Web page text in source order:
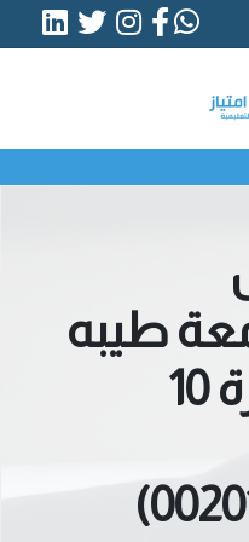
طيبه
مع فريق خبرة 10